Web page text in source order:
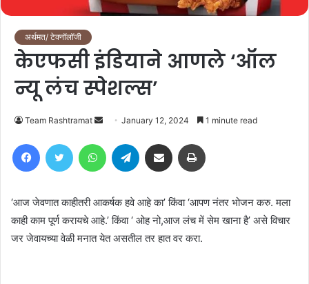
अर्थमत/ टेक्नॉलॉजी
केएफसी इंडियाने आणले ‘ऑल
न्यू लंच स्पेशल्स’
Team Rashtramat
Send
email
January 12, 2024 1 minute read
FacebookTwitter WhatsAppTelegram Share via Email
‘आज जेवणात काहीतरी आकर्षक हवे आहे का’ किंवा ‘आपण नंतर भोजन करु. मला
काही काम पूर्ण करायचे आहे.’ किंवा ‘ ओह नो,आज लंच में सेम खाना है’ असे विचार
जर जेवायच्या वेळी मनात येत असतील तर हात वर करा.